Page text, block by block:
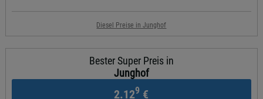
Diesel Preise in Junghof
Bester Super Preis in
Junghof
2.129 €